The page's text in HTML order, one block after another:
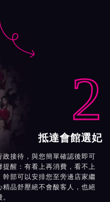

2
抵達會館選妃
政接待，與您簡單確認後即可
提醒：有看上再消費，看不上
幹部可以安排您至旁邊店家繼
精品舒壓絕不會酸客人，也絕